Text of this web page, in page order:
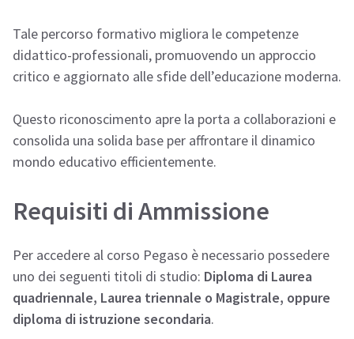
Tale percorso formativo migliora le competenze
didattico-professionali, promuovendo un approccio
critico e aggiornato alle sfide dell’educazione moderna.
Questo riconoscimento apre la porta a collaborazioni e
consolida una solida base per affrontare il dinamico
mondo educativo efficientemente.
Requisiti di Ammissione
Per accedere al corso Pegaso è necessario possedere
uno dei seguenti titoli di studio: Diploma di Laurea
quadriennale, Laurea triennale o Magistrale, oppure
diploma di istruzione secondaria.